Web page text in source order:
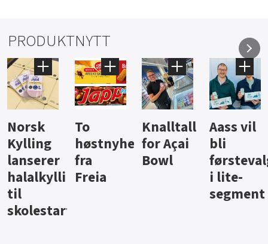
PRODUKTNYTT
Knalltall
for Açai
Bowl
Aass vil
bli
førstevalg
i lite-
Brus og
jus fra
Berentsen
Hard
iste fra
Hansa